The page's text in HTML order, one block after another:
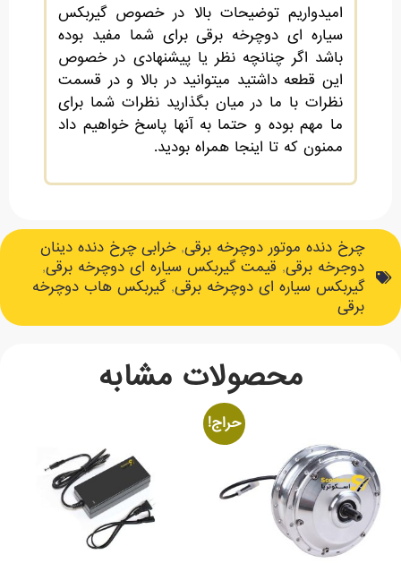
امیدواریم توضیحات بالا در خصوص گیربکس
سیاره ای دوچرخه برقی برای شما مفید بوده
باشد اگر چنانچه نظر یا پیشنهادی در خصوص
این قطعه داشتید میتوانید در بالا و در قسمت
نظرات با ما در میان بگذارید نظرات شما برای
ما مهم بوده و حتما به آنها پاسخ خواهیم داد
ممنون که تا اینجا همراه بودید.
چرخ دنده موتور دوچرخه برقی,خرابی چرخ دنده دینان
دوجرخه برقی, قیمت گیربکس سیاره ای دوچرخه برقی,
گیربکس سیاره ای دوچرخه برقی,گیربکس هاب دوچرخه
برقی
محصولات مشابه
حراج!